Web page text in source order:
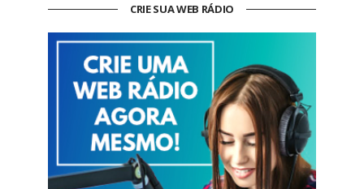
CRIE SUA WEB RÁDIO